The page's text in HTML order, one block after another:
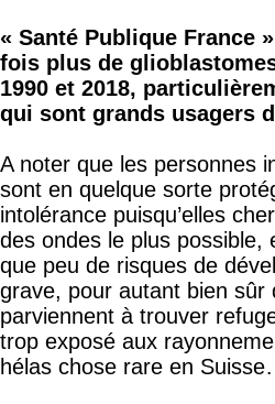
« Santé Publique France
fois plus de
1990 et 2018,
qui sont grands usagers
A noter que les personnes
sont en quelque sorte
intolérance puisqu’elles
des ondes le plus possible,
que peu de risques de
grave, pour autant bien sûr
parviennent à trouver
trop exposé aux
hélas chose rare en